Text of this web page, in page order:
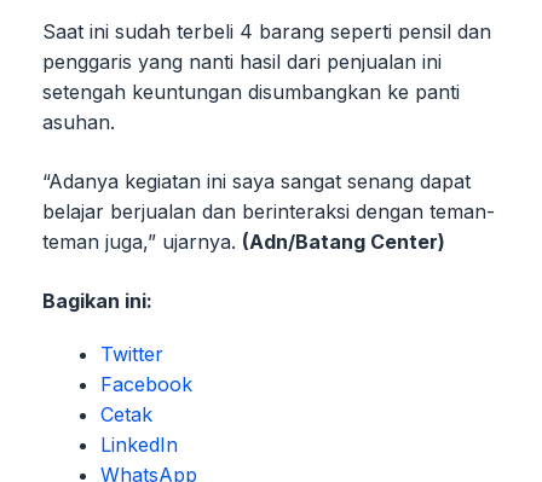
Saat ini sudah terbeli 4 barang seperti pensil dan
penggaris yang nanti hasil dari penjualan ini
setengah keuntungan disumbangkan ke panti
asuhan.
“Adanya kegiatan ini saya sangat senang dapat
belajar berjualan dan berinteraksi dengan teman-
teman juga,” ujarnya. (Adn/Batang Center)
Bagikan ini:
Twitter
Facebook
Cetak
LinkedIn
WhatsApp